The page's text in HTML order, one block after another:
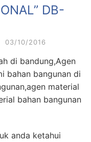
DB-
03/10/2016
di bandung,Agen
bahan bangunan di
material
bahan bangunan
anda ketahui